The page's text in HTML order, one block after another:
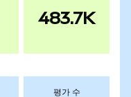
483.7K
평가 수